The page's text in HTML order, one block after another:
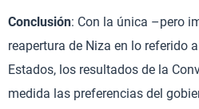
Conclusión: Con la única –pero
reapertura de Niza en lo referido
Estados, los resultados de la
medida las preferencias del